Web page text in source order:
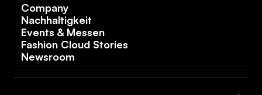
Company
Nachhaltigkeit
Events & Messen
Fashion Cloud Stories
Newsroom